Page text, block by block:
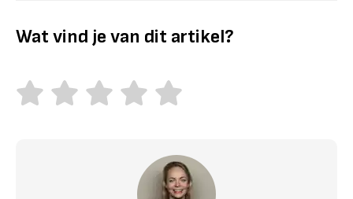
Wat vind je van dit artikel?